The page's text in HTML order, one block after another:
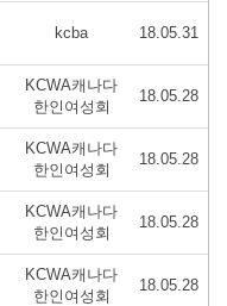
kcba 18.05.31
KCWA캐나다
한인여성회
18.05.28
KCWA캐나다
한인여성회
18.05.28
KCWA캐나다
한인여성회
18.05.28
KCWA캐나다
한인여성회
18.05.28